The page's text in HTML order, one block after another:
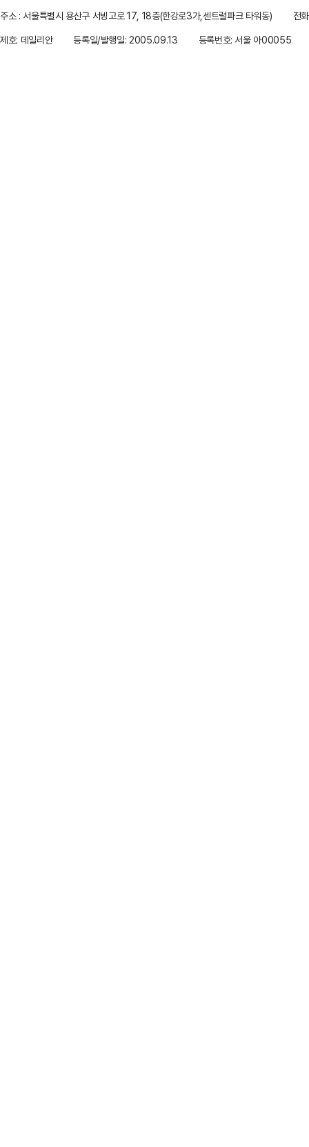
주소 : 서울특별시 용산구 서빙고로 17, 18층(한강로3가,센트럴파크 타워동)
전
제호: 데일리안
등록일/발행일: 2005.09.13 등록번호: 서울 아00055